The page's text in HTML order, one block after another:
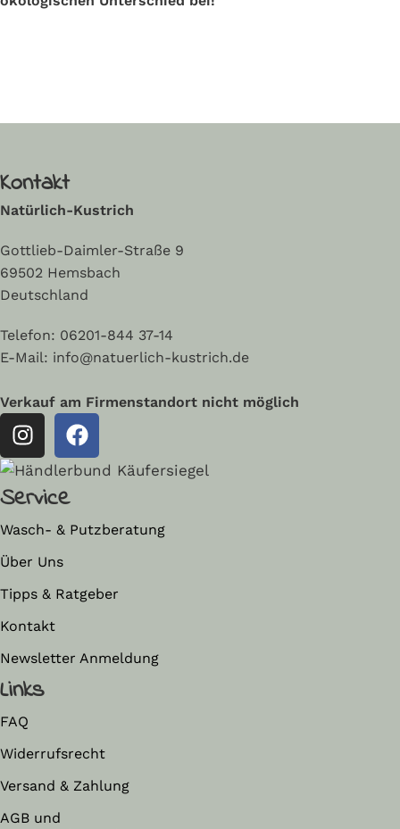
Kontakt
Natürlich-Kustrich
Gottlieb-Daimler-Straße 9
69502 Hemsbach
Deutschland
Telefon: 06201-844 37-14
E-Mail: info@natuerlich-kustrich.de
Verkauf am Firmenstandort nicht möglich
Service
Wasch- & Putzberatung
Über Uns
Tipps & Ratgeber
Kontakt
Newsletter Anmeldung
Links
FAQ
Widerrufsrecht
Versand & Zahlung
AGB und